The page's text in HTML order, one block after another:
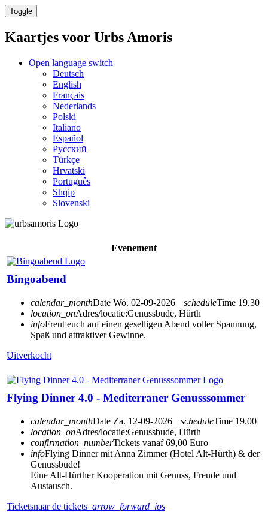
Toggle
Kaartjes voor Urbs Amoris
Open language switch
Deutsch
English
Français
Nederlands
Polski
Italiano
Español
Русский
Türkçe
Hrvatski
Português
Shqip
Slovenski
Evenement
Bingoabend
calendar_monthDate Wo. 02-09-2026 scheduleTime 19.30
location_onAdres/locatie:Genussbude, Hürth
infoFreut euch auf einen geselligen Abend voller Spannung,
Spaß und attraktiver Gewinne.
Uitverkocht
Flying Dinner 4.0 - Mediterraner Genusssommer
calendar_monthDate Za. 12-09-2026 scheduleTime 19.00
location_onAdres/locatie:Genussbude, Hürth
confirmation_numberTickets vanaf 69,00 Euro
infoFlying Dinner mit Anna Zimmer (Hotel Alt-Hürth) & der
Genussbude!
Eine Alt-Hürther Kooperation mit Genuss, Freude und
Austausch.
Ticketsnaar de tickets arrow_forward_ios